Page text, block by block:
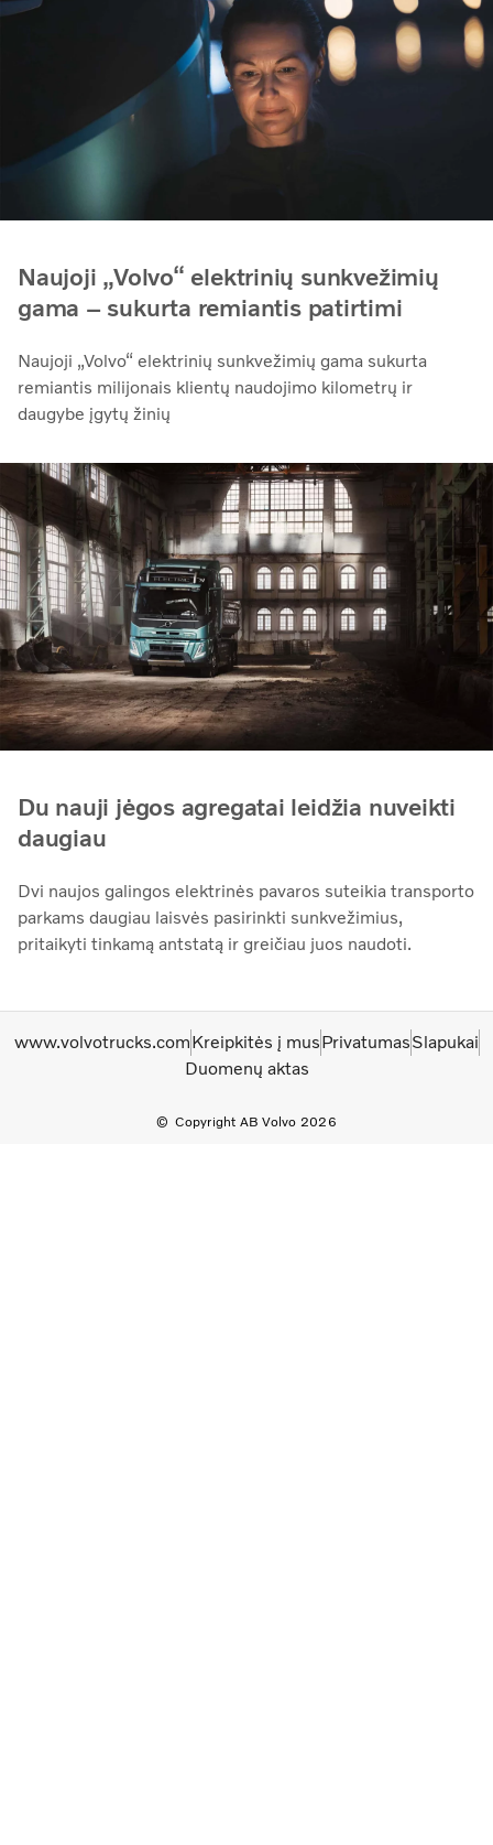
Naujoji „Volvo“ elektrinių sunkvežimių
gama – sukurta remiantis patirtimi
Naujoji „Volvo“ elektrinių sunkvežimių gama sukurta
remiantis milijonais klientų naudojimo kilometrų ir
daugybe įgytų žinių
Du nauji jėgos agregatai leidžia nuveikti
daugiau
Dvi naujos galingos elektrinės pavaros suteikia transporto
parkams daugiau laisvės pasirinkti sunkvežimius,
pritaikyti tinkamą antstatą ir greičiau juos naudoti.
Copyright AB Volvo 2026
www.volvotrucks.comKreipkitės į musPrivatumasSlapukai
Duomenų aktas